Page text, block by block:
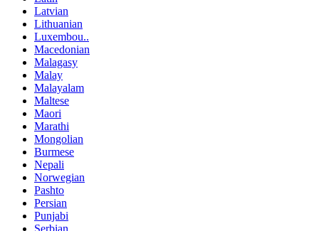
Latvian
Lithuanian
Luxembou..
Macedonian
Malagasy
Malay
Malayalam
Maltese
Maori
Marathi
Mongolian
Burmese
Nepali
Norwegian
Pashto
Persian
Punjabi
Serbian